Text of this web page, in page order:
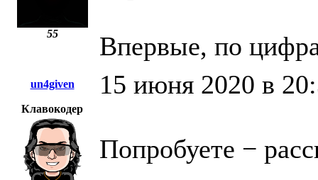
55 Впервые, по
un4given 15 июня 2020 в
Клавокодер
Попробуете −